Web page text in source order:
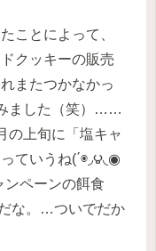
ことによって、
クッキーの販売
またつかなかっ
ました（笑）……
の上旬に「塩キャ
ていうね(΄◉◞౪◟◉
ペーンの餌食
な。…ついでだか